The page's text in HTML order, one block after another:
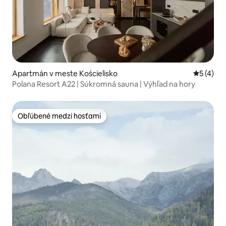
Apartmán v meste Kościelisko
5 (4)
Polana Resort A22 | Súkromná sauna | Výhľad na hory
Obľúbené medzi hosťami
Obľúbené medzi hosťami